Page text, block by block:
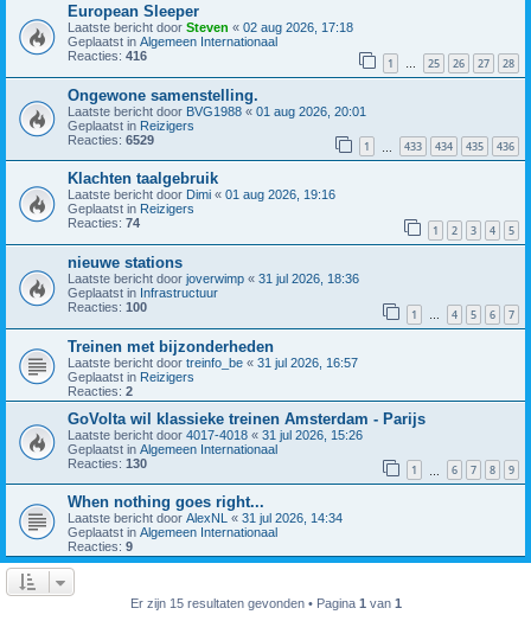
European Sleeper
Laatste bericht door Steven « 02 aug 2026, 17:18
Geplaatst in Algemeen Internationaal
Reacties: 416 1 … 25 26 27 28
Ongewone samenstelling.
Laatste bericht door BVG1988 « 01 aug 2026, 20:01
Geplaatst in Reizigers
Reacties: 6529 1 433 434 435 436
Klachten taalgebruik
Laatste bericht door Dimi « 01 aug 2026, 19:16
Geplaatst in Reizigers
Reacties: 74 1 2 3 4 5
nieuwe stations
Laatste bericht door joverwimp « 31 jul 2026, 18:36
Geplaatst in Infrastructuur
Reacties: 100 1 … 4 5 6 7
Treinen met bijzonderheden
Laatste bericht door treinfo_be « 31 jul 2026, 16:57
Geplaatst in Reizigers
Reacties: 2
GoVolta wil klassieke treinen Amsterdam - Parijs
Laatste bericht door 4017-4018 « 31 jul 2026, 15:26
Geplaatst in Algemeen Internationaal
Reacties: 130 1 6 7 8 9
When nothing goes right...
Laatste bericht door AlexNL « 31 jul 2026, 14:34
Geplaatst in Algemeen Internationaal
Reacties: 9
Er zijn 15 resultaten gevonden • Pagina 1 van 1